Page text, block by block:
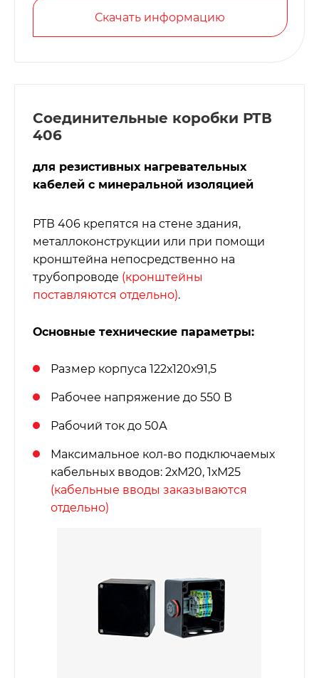
Скачать информацию
Соединительные коробки РТВ
406
для резистивных нагревательных
кабелей с минеральной изоляцией
РТВ 406 крепятся на стене здания,
металлоконструкции или при помощи
кронштейна непосредственно на
трубопроводе (кронштейны
поставляются отдельно).
Основные технические параметры:
Размер корпуса 122х120х91,5
Рабочее напряжение до 550 В
Рабочий ток до 50А
Максимальное кол-во подключаемых
кабельных вводов: 2хМ20, 1хМ25
(кабельные вводы заказываются
отдельно)